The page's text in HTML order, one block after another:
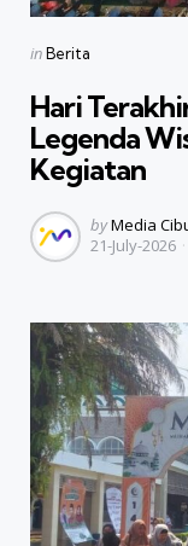
Categories
Posted
inBerita
Hari
Legenda
Kegiatan
Posted
by
byMedia
21-July-2026